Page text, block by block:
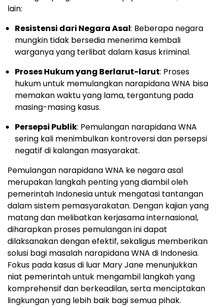
lain:
Resistensi dari Negara Asal: Beberapa negara
mungkin tidak bersedia menerima kembali
warganya yang terlibat dalam kasus kriminal.
Proses Hukum yang Berlarut-larut: Proses
hukum untuk memulangkan narapidana WNA bisa
memakan waktu yang lama, tergantung pada
masing-masing kasus.
Persepsi Publik: Pemulangan narapidana WNA
sering kali menimbulkan kontroversi dan persepsi
negatif di kalangan masyarakat.
Pemulangan narapidana WNA ke negara asal
merupakan langkah penting yang diambil oleh
pemerintah Indonesia untuk mengatasi tantangan
dalam sistem pemasyarakatan. Dengan kajian yang
matang dan melibatkan kerjasama internasional,
diharapkan proses pemulangan ini dapat
dilaksanakan dengan efektif, sekaligus memberikan
solusi bagi masalah narapidana WNA di Indonesia.
Fokus pada kasus di luar Mary Jane menunjukkan
niat pemerintah untuk mengambil langkah yang
komprehensif dan berkeadilan, serta menciptakan
lingkungan yang lebih baik bagi semua pihak.